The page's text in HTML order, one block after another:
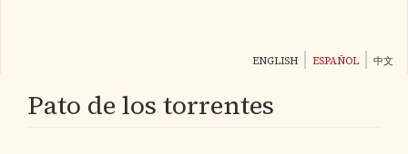
principal
ENGLISH ESPAÑOL 中文
Pato de los torrentes